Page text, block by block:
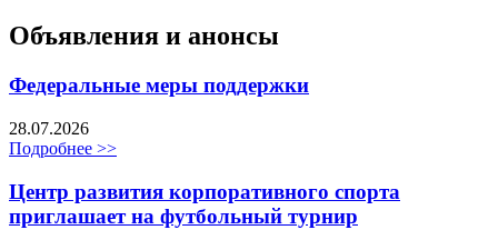
Объявления и анонсы
Федеральные меры поддержки
28.07.2026
Подробнее >>
Центр развития корпоративного спорта
приглашает на футбольный турнир